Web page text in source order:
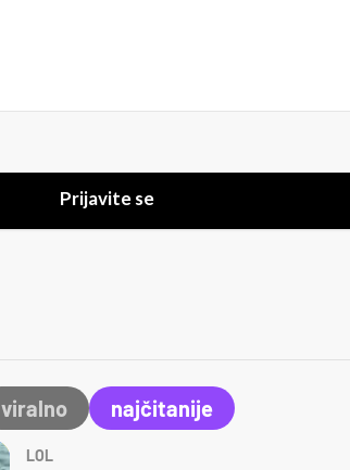
Prijavite se
viralno najčitanije
LOL